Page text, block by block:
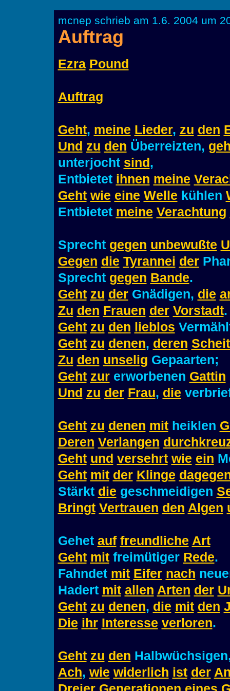
mcnep schrieb am 1.6. 2004 um
Auftrag
Ezra Pound
Auftrag
Geht, meine Lieder, zu den
Und zu den Überreizten,
unterjocht sind,
Entbietet ihnen meine
Geht wie eine Welle kühlen
Entbietet meine Verachtung
Sprecht gegen unbewußte
Gegen die Tyrannei der
Sprecht gegen Bande.
Geht zu derGnädigen, die
Zu den Frauen der Vorstadt.
Geht zu den lieblos
Geht zu denen, deren
Zu den unselig Gepaarten;
Geht zurerworbenen Gattin
Und zu der Frau, die
Geht zu denen mitheiklen
Deren Verlangen
Geht und versehrt wie ein
Geht mit der Klinge
Stärkt die geschmeidigen
Bringt Vertrauen den Algen
Gehet auf freundliche Art
Geht mitfreimütiger Rede.
Fahndet mit Eifer nach
Hadert mit allen Arten der
Geht zu denen, die mit den
Die ihr Interesse verloren.
Geht zu den
Ach, wie widerlich ist der